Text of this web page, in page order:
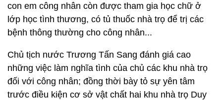
con em công nhân còn được tham gia học chữ ở
lớp học tình thương, có tủ thuốc nhà trọ để trị các
bệnh thông thường cho công nhân...
Chủ tịch nước Trương Tấn Sang đánh giá cao
những việc làm nghĩa tình của chủ các khu nhà trọ
đối với công nhân; đồng thời bày tỏ sự yên tâm
trước điều kiện cơ sở vật chất hai khu nhà trọ Duy